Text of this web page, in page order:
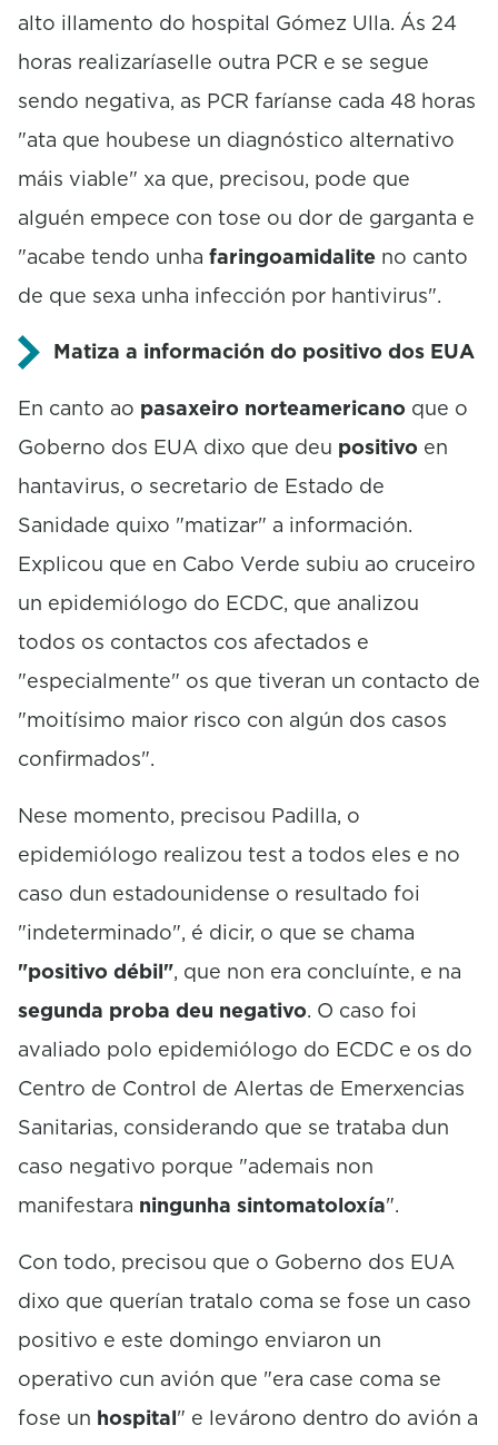
alto illamento do hospital Gómez Ulla. Ás 24
horas realizaríaselle outra PCR e se segue
sendo negativa, as PCR faríanse cada 48 horas
"ata que houbese un diagnóstico alternativo
máis viable" xa que, precisou, pode que
alguén empece con tose ou dor de garganta e
"acabe tendo unha faringoamidalite no canto
de que sexa unha infección por hantivirus".
Matiza a información do positivo dos EUA
En canto ao pasaxeiro norteamericano que o
Goberno dos EUA dixo que deu positivo en
hantavirus, o secretario de Estado de
Sanidade quixo "matizar" a información.
Explicou que en Cabo Verde subiu ao cruceiro
un epidemiólogo do ECDC, que analizou
todos os contactos cos afectados e
"especialmente" os que tiveran un contacto de
"moitísimo maior risco con algún dos casos
confirmados".
Nese momento, precisou Padilla, o
epidemiólogo realizou test a todos eles e no
caso dun estadounidense o resultado foi
"indeterminado", é dicir, o que se chama
"positivo débil", que non era concluínte, e na
segunda proba deu negativo. O caso foi
avaliado polo epidemiólogo do ECDC e os do
Centro de Control de Alertas de Emerxencias
Sanitarias, considerando que se trataba dun
caso negativo porque "ademais non
manifestara ningunha sintomatoloxía".
Con todo, precisou que o Goberno dos EUA
dixo que querían tratalo coma se fose un caso
positivo e este domingo enviaron un
operativo cun avión que "era case coma se
fose un hospital" e levárono dentro do avión a